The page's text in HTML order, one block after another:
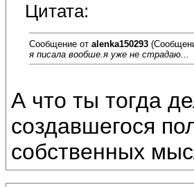
Цитата:
Сообщение от alenka150293
я писала вообше.я уже не страдаю...
А что ты тогда
создавшегося
собственных